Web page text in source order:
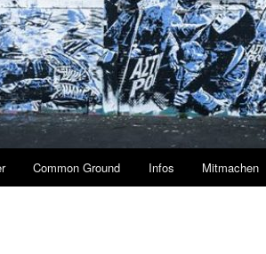
Common Ground Infos Mitmachen